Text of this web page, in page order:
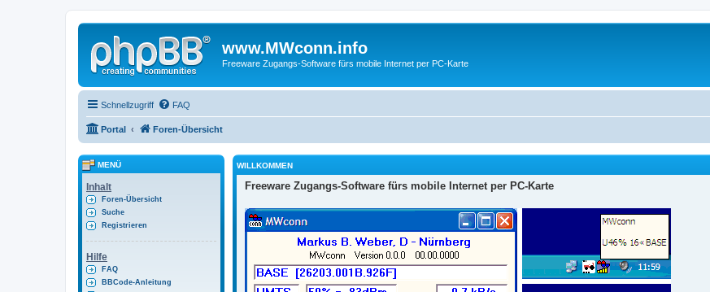
www.MWconn.info
Freeware Zugangs-Software fürs mobile Internet per PC-Karte
Schnellzugriff FAQ
Portal Foren-Übersicht
WILLKOMMEN
Freeware Zugangs-Software fürs mobile Internet per PC-Karte
MENÜ
Inhalt
Foren-Übersicht
Suche
Registrieren
Hilfe
FAQ
BBCode-Anleitung